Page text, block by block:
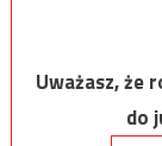
Uważasz, że
do